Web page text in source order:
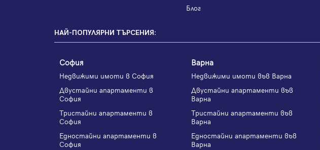
Блог
НАЙ-ПОПУЛЯРНИ ТЪРСЕНИЯ:
София
Недвижими имоти в София
Двустайни апартаменти в
София
Тристайни апартаменти в
София
Едностайни апартаменти в
София
Варна
Недвижими имоти във Варна
Двустайни апартаменти във
Варна
Тристайни апартаменти във
Варна
Едностайни апартаменти във
Варна